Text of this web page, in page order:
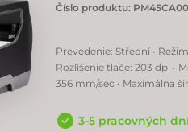
Číslo produktu:
Prevedenie: Střední •
Rozlíšenie tlače: 203 dpi •
356 mm/sec • Maximálna
3-5 pracovných